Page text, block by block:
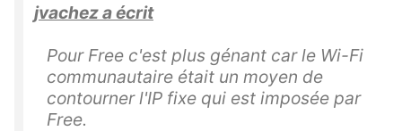
jvachez a écrit
Pour Free c'est plus génant car le Wi-Fi
communautaire était un moyen de
contourner l'IP fixe qui est imposée par
Free.